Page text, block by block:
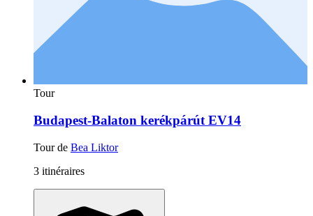
Tour
Budapest-Balaton kerékpárút EV14
Tour de Bea Liktor
3 itinéraires